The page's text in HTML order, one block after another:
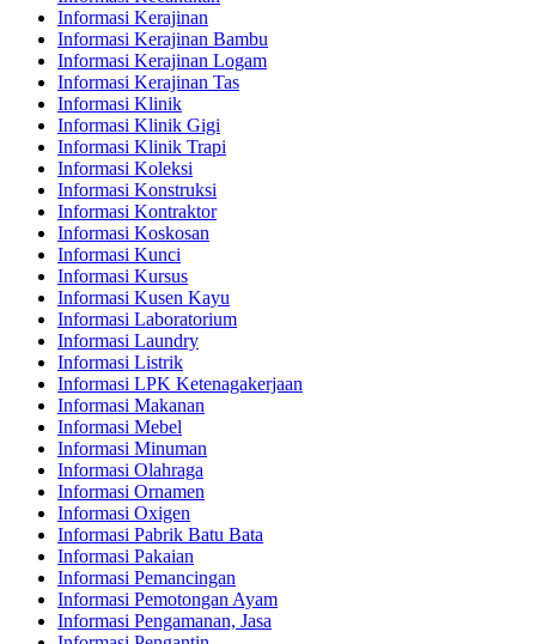
Informasi Kerajinan
Informasi Kerajinan Bambu
Informasi Kerajinan Logam
Informasi Kerajinan Tas
Informasi Klinik
Informasi Klinik Gigi
Informasi Klinik Trapi
Informasi Koleksi
Informasi Konstruksi
Informasi Kontraktor
Informasi Koskosan
Informasi Kunci
Informasi Kursus
Informasi Kusen Kayu
Informasi Laboratorium
Informasi Laundry
Informasi Listrik
Informasi LPK Ketenagakerjaan
Informasi Makanan
Informasi Mebel
Informasi Minuman
Informasi Olahraga
Informasi Ornamen
Informasi Oxigen
Informasi Pabrik Batu Bata
Informasi Pakaian
Informasi Pemancingan
Informasi Pemotongan Ayam
Informasi Pengamanan, Jasa